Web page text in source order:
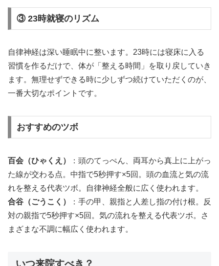
③ 23時就寝のリズム
自律神経は深い睡眠中に整います。23時には寝床に入る
習慣を作るだけで、体が「整える時間」を取り戻していき
ます。無理せずできる時に少しずつ続けていただくのが、
一番大切なポイントです。
おすすめのツボ
百会（ひゃくえ）
：頭のてっぺん、両耳から真上に上がっ
た線が交わる点。中指で5秒押す×5回。頭の血流と気の流
れを整える代表ツボ。自律神経全般に広く使われます。
合谷（ごうこく）
：手の甲、親指と人差し指の付け根。反
対の親指で5秒押す×5回。気の流れを整える代表ツボ。さ
まざまな不調に幅広く使われます。
いつ来院すべき？